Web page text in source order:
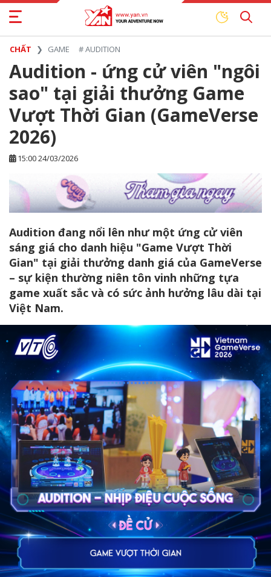
CHẤT GAME #AUDITION
Audition - ứng cử viên "ngôi
sao" tại giải thưởng Game
Vượt Thời Gian (GameVerse
2026)
15:00 24/03/2026
Audition đang nổi lên như một ứng cử viên
sáng giá cho danh hiệu "Game Vượt Thời
Gian" tại giải thưởng danh giá của GameVerse
– sự kiện thường niên tôn vinh những tựa
game xuất sắc và có sức ảnh hưởng lâu dài tại
Việt Nam.